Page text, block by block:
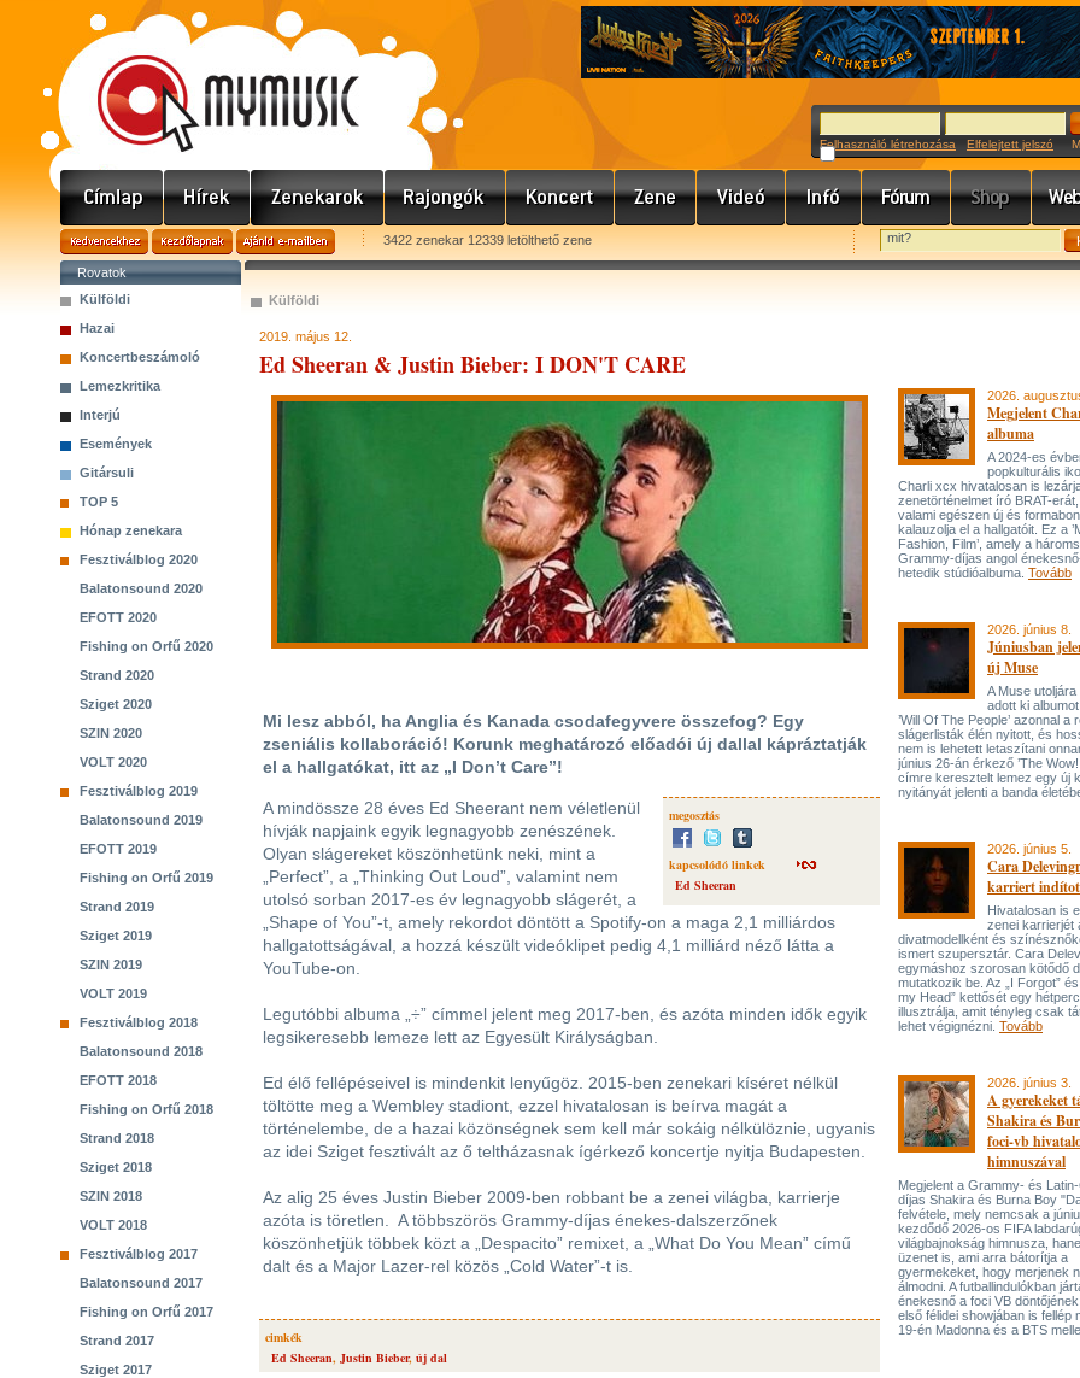
Felhasználó létrehozása Elfelejtett jelszó
3422 zenekar 12339 letölthető zene
Rovatok
Külföldi
Hazai
Koncertbeszámoló
Lemezkritika
Interjú
Események
Gitársuli
TOP 5
Hónap zenekara
Fesztiválblog 2020
Balatonsound 2020
EFOTT 2020
Fishing on Orfű 2020
Strand 2020
Sziget 2020
SZIN 2020
VOLT 2020
Fesztiválblog 2019
Balatonsound 2019
EFOTT 2019
Fishing on Orfű 2019
Strand 2019
Sziget 2019
SZIN 2019
VOLT 2019
Fesztiválblog 2018
Balatonsound 2018
EFOTT 2018
Fishing on Orfű 2018
Strand 2018
Sziget 2018
SZIN 2018
VOLT 2018
Fesztiválblog 2017
Balatonsound 2017
Fishing on Orfű 2017
Strand 2017
Sziget 2017
Külföldi
2019. május 12.
Ed Sheeran & Justin Bieber: I DON'T CARE
Mi lesz abból, ha Anglia és Kanada csodafegyvere összefog? Egy
zseniális kollaboráció! Korunk meghatározó előadói új dallal kápráztatják
el a hallgatókat, itt az „I Don’t Care”!
megosztás
kapcsolódó linkek
Ed Sheeran
A mindössze 28 éves Ed Sheerant nem véletlenül
hívják napjaink egyik legnagyobb zenészének.
Olyan slágereket köszönhetünk neki, mint a
„Perfect”, a „Thinking Out Loud”, valamint nem
utolsó sorban 2017-es év legnagyobb slágerét, a
„Shape of You”-t, amely rekordot döntött a Spotify-on a maga 2,1 milliárdos
hallgatottságával, a hozzá készült videóklipet pedig 4,1 milliárd néző látta a
YouTube-on.
Legutóbbi albuma „÷” címmel jelent meg 2017-ben, és azóta minden idők egyik
legsikeresebb lemeze lett az Egyesült Királyságban.
Ed élő fellépéseivel is mindenkit lenyűgöz. 2015-ben zenekari kíséret nélkül
töltötte meg a Wembley stadiont, ezzel hivatalosan is beírva magát a
történelembe, de a hazai közönségnek sem kell már sokáig nélkülöznie, ugyanis
az idei Sziget fesztivált az ő teltházasnak ígérkező koncertje nyitja Budapesten.
Az alig 25 éves Justin Bieber 2009-ben robbant be a zenei világba, karrierje
azóta is töretlen. A többszörös Grammy-díjas énekes-dalszerzőnek
köszönhetjük többek közt a „Despacito” remixet, a „What Do You Mean” című
dalt és a Major Lazer-rel közös „Cold Water”-t is.
cimkék
Ed Sheeran, Justin Bieber, új dal
2026.
Megjelent
albuma
A 2024-es
popkulturális
Charli xcx hivatalosan is
zenetörténelmet író BRAT-
valami egészen új és
kalauzolja el a hallgatóit. Ez a
Fashion, Film’, amely a
Grammy-díjas angol
hetedik stúdióalbuma. Tovább
2026. június 8.
Júniusban
új Muse
A Muse
adott ki
’Will Of The People’ azonnal a
slágerlisták élén nyitott, és
nem is lehetett letaszítani
június 26-án érkező ’The Wow!
címre keresztelt lemez egy új
nyitányát jelenti a banda
2026. június 5.
Cara
karriert
Hivatalosan is
zenei karrierjét
divatmodellként és
ismert szupersztár. Cara
egymáshoz szorosan kötődő
mutatkozik be. Az „I Forgot”
my Head” kettősét egy
illusztrálja, amit tényleg csak
lehet végignézni. Tovább
2026. június 3.
A gyerekeket
Shakira és
foci-vb
himnuszával
Megjelent a Grammy- és
díjas Shakira és Burna Boy
felvétele, mely nemcsak a
kezdődő 2026-os FIFA
világbajnokság himnusza,
üzenet is, ami arra bátorítja a
gyermekeket, hogy merjenek
álmodni. A futballindulókban
énekesnő a foci VB
első félidei showjában is fellép
19-én Madonna és a BTS